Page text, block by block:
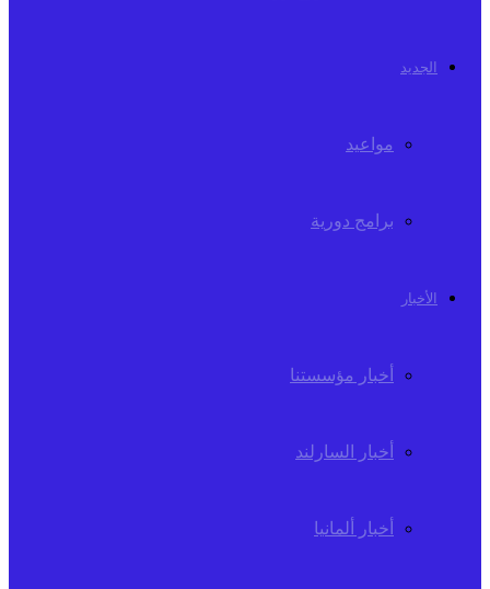
الجديد
مواعيد
برامج دورية
الأخبار
أخبار مؤسستنا
أخبار السارلند
أخبار ألمانيا